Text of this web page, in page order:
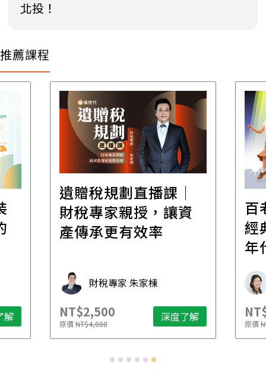
北投！
推薦課程
解
遺贈稅規劃直播課│
財稅專家親授，讓資
產傳承更有效率
財稅專家 朱家棟
NT$2,500
原價NT$4,888 深度了解
百
經
年
原價